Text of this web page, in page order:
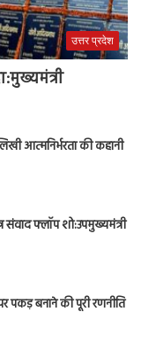
उत्तर प्रदेश
आत्मनिर्भरता की कहानी
संवाद फ्लॉप शो:उपमुख्यमंत्री
पकड़ बनाने की पूरी रणनीति